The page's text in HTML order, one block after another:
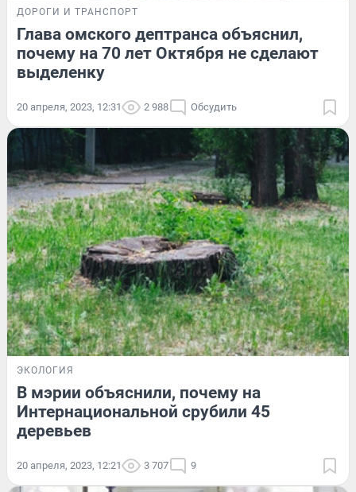
ДОРОГИ И ТРАНСПОРТ
Глава омского дептранса объяснил,
почему на 70 лет Октября не сделают
выделенку
20 апреля, 2023, 12:31 2 988 Обсудить
ЭКОЛОГИЯ
В мэрии объяснили, почему на
Интернациональной срубили 45
деревьев
20 апреля, 2023, 12:21 3 707 9